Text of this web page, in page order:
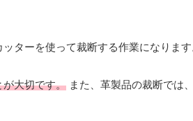
ターを使って裁断する作業になります
が大切です。 また、革製品の裁断では